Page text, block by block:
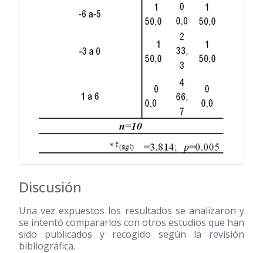
Discusión
Una vez expuestos los resultados se analizaron y
se intentó compararlos con otros estudios que han
sido publicados y recogido según la revisión
bibliográfica.